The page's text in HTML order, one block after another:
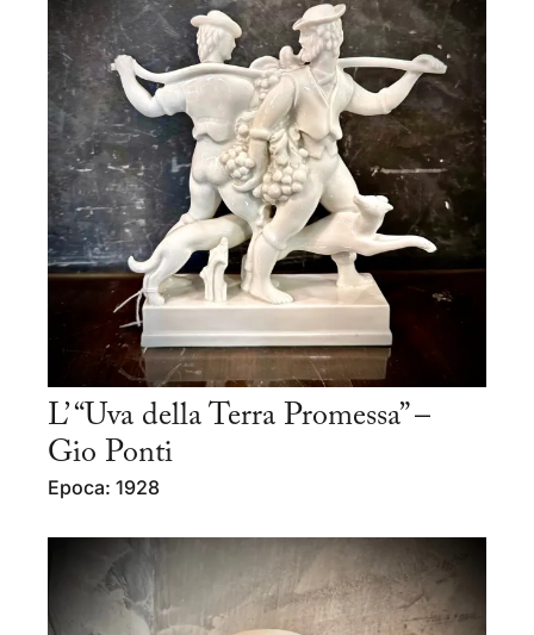
L’ “Uva della Terra Promessa” –
Gio Ponti
Epoca: 1928